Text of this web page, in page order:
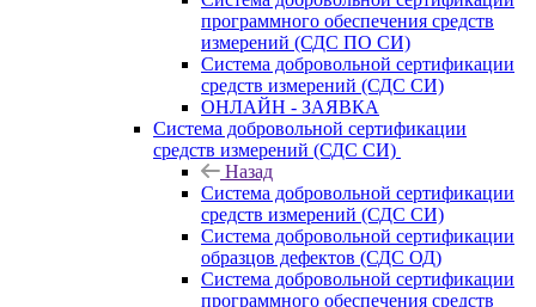
программного обеспечения средств
измерений (СДС ПО СИ)
Система добровольной сертификации
средств измерений (СДС СИ)
ОНЛАЙН - ЗАЯВКА
Система добровольной сертификации
средств измерений (СДС СИ)
Назад
Система добровольной сертификации
средств измерений (СДС СИ)
Система добровольной сертификации
образцов дефектов (СДС ОД)
Система добровольной сертификации
программного обеспечения средств